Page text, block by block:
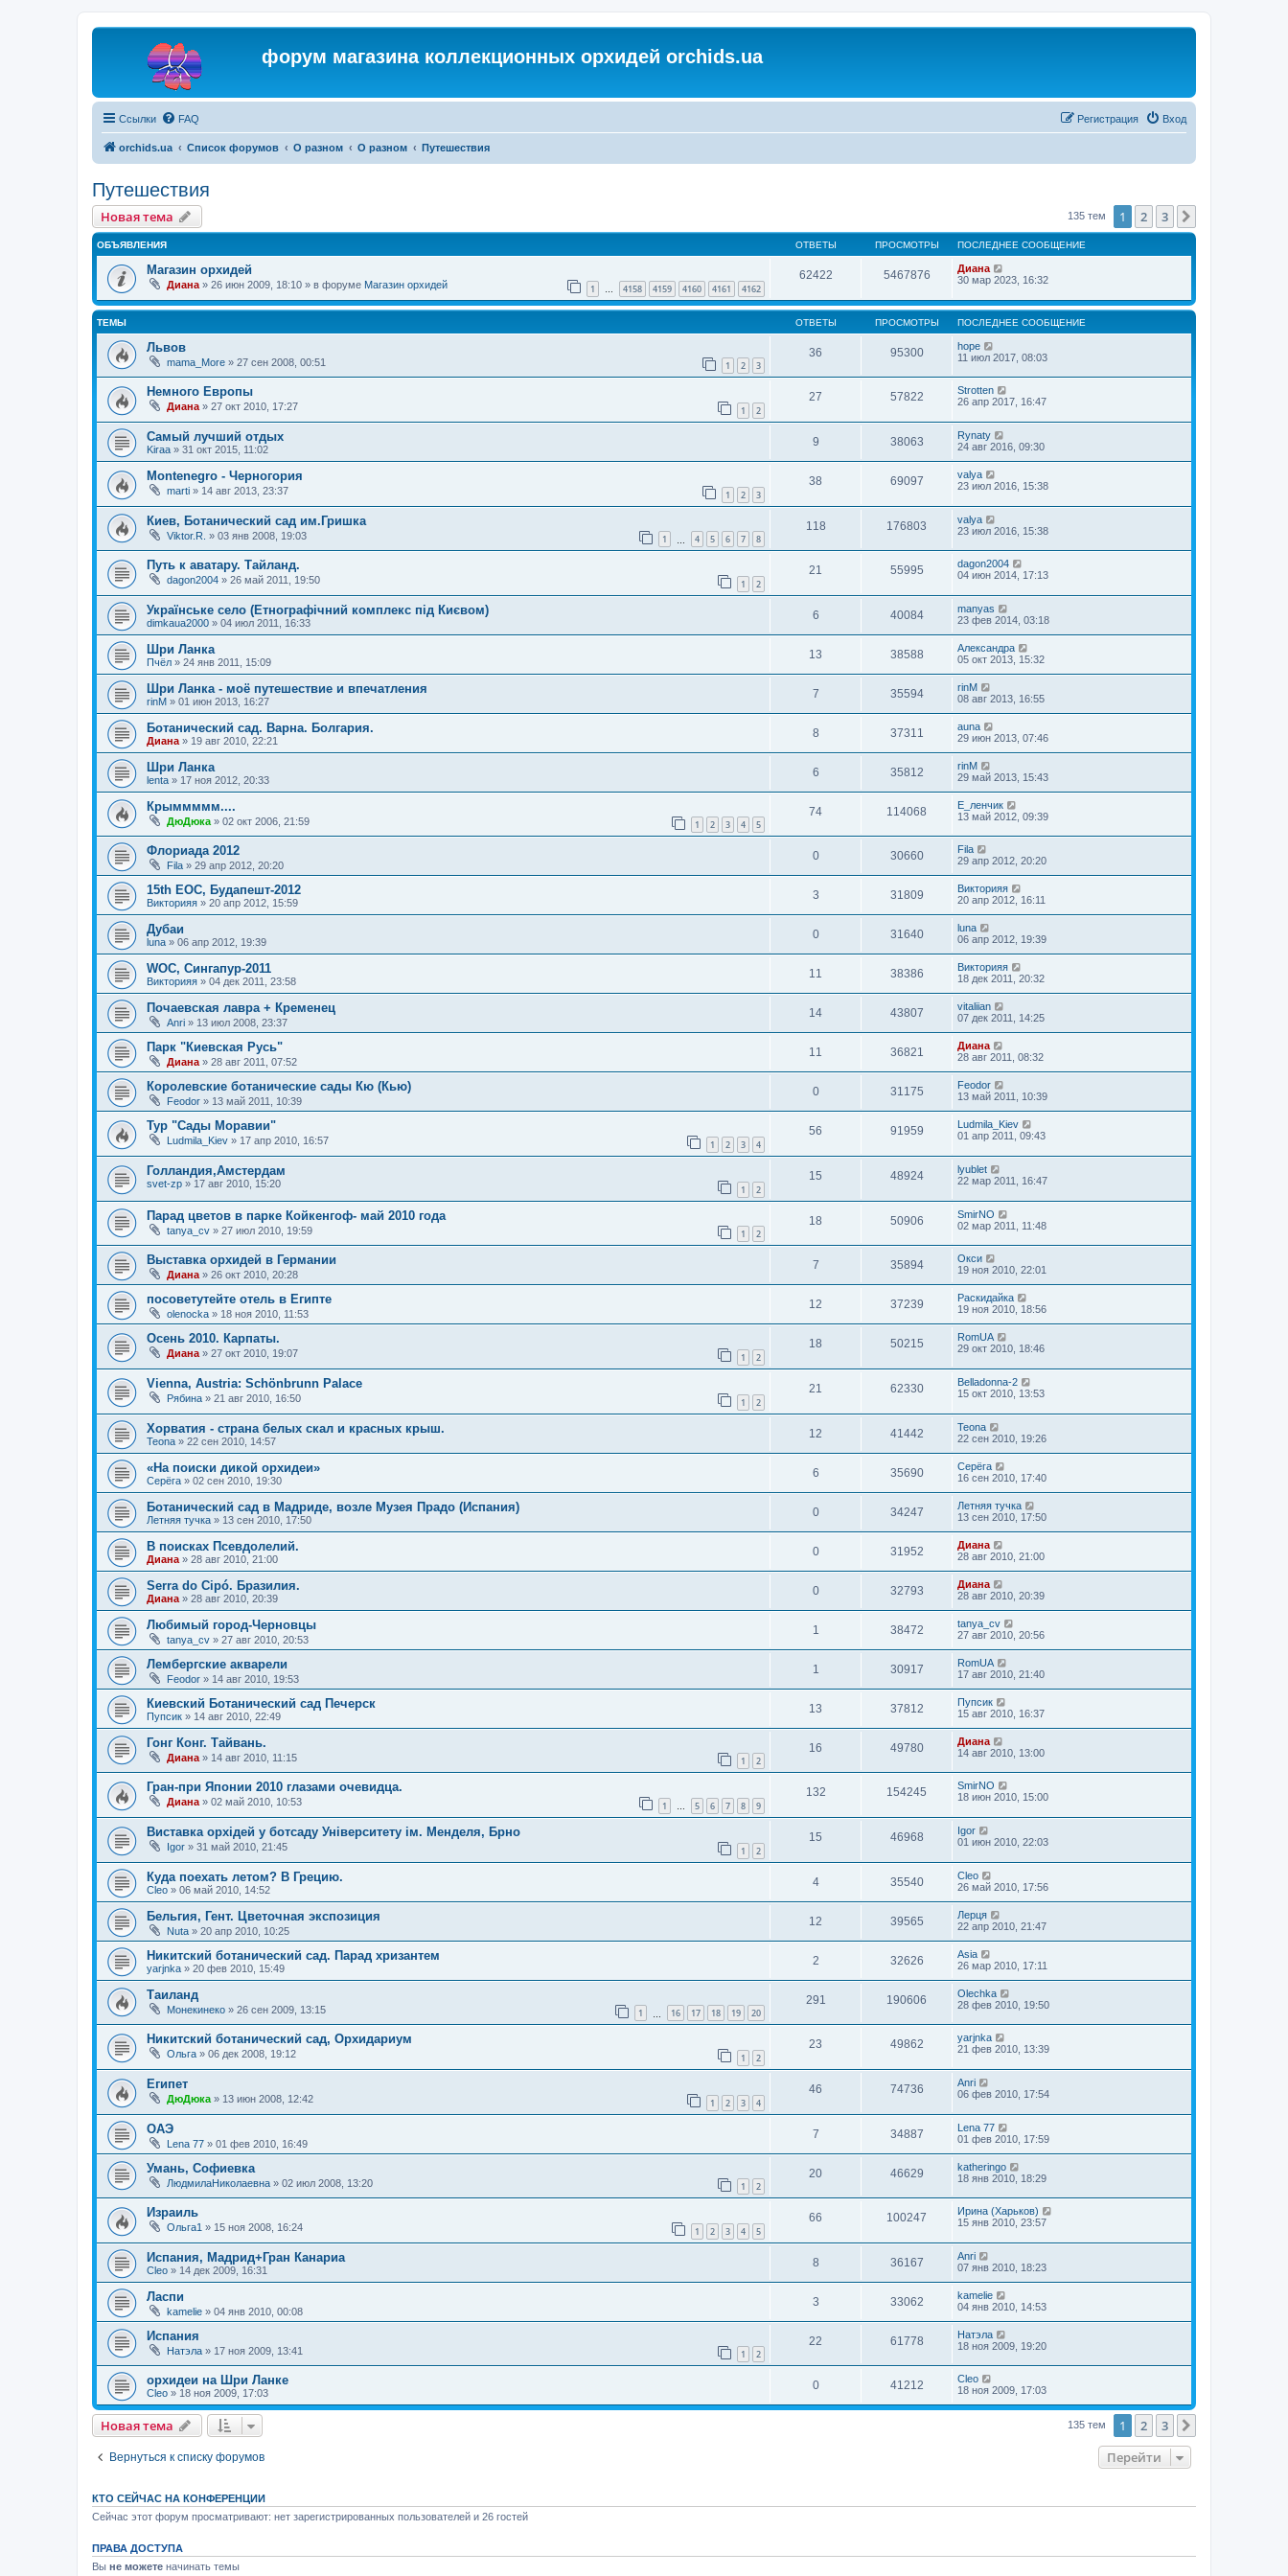
форум магазина коллекционных орхидей orchids.ua
Ссылки FAQ Вход
Регистрация
orchids.ua Список форумов О разном О разном Путешествия
Путешествия
Новая тема 135 тем 1 2 3
ОБЪЯВЛЕНИЯ ОТВЕТЫ ПРОСМОТРЫ ПОСЛЕДНЕЕ СООБЩЕНИЕ
Магазин орхидей
Диана » 26 июн 2009, 18:10 » в форуме Магазин орхидей 1 … 4158 4159 4160 4161 4162
62422 5467876
Диана
30 мар 2023, 16:32
ТЕМЫ ОТВЕТЫ ПРОСМОТРЫ ПОСЛЕДНЕЕ СООБЩЕНИЕ
Львов
mama_More » 27 сен 2008, 00:51 1 2 3
36 95300
hope
11 июл 2017, 08:03
Немного Европы
Диана » 27 окт 2010, 17:27 1 2
27 57822
Strotten
26 апр 2017, 16:47
Самый лучший отдых
Kiraa » 31 окт 2015, 11:02
9 38063
Rynaty
24 авг 2016, 09:30
Montenegro - Черногория
marti » 14 авг 2013, 23:37 1 2 3
38 69097
valya
23 июл 2016, 15:38
Киев, Ботанический сад им.Гришка
Viktor.R. » 03 янв 2008, 19:03 1 4 5 6 7 8
118 176803
valya
23 июл 2016, 15:38
Путь к аватару. Тайланд.
dagon2004 » 26 май 2011, 19:50 1 2
21 55995
dagon2004
04 июн 2014, 17:13
Українське село (Етнографічний комплекс під Києвом)
dimkaua2000 » 04 июл 2011, 16:33
6 40084
manyas
23 фев 2014, 03:18
Шри Ланка
Пчёл » 24 янв 2011, 15:09
13 38588
Александра
05 окт 2013, 15:32
Шри Ланка - моё путешествие и впечатления
rinM » 01 июн 2013, 16:27
7 35594
rinM
08 авг 2013, 16:55
Ботанический сад. Варна. Болгария.
Диана » 19 авг 2010, 22:21
8 37311
auna
29 июн 2013, 07:46
Шри Ланка
lenta » 17 ноя 2012, 20:33
6 35812
rinM
29 май 2013, 15:43
Крыммммм....
ДюДюка » 02 окт 2006, 21:59 1 2 3 4 5
74 114068
Е_ленчик
13 май 2012, 09:39
Флориада 2012
Fila » 29 апр 2012, 20:20
0 30660
Fila
29 апр 2012, 20:20
15th EOC, Будапешт-2012
Викторияя » 20 апр 2012, 15:59
3 31809
Викторияя
20 апр 2012, 16:11
Дубаи
luna » 06 апр 2012, 19:39
0 31640
luna
06 апр 2012, 19:39
WOC, Сингапур-2011
Викторияя » 04 дек 2011, 23:58
11 38386
Викторияя
18 дек 2011, 20:32
Почаевская лавра + Кременец
Anri » 13 июл 2008, 23:37
14 43807
vitaliian
07 дек 2011, 14:25
Парк "Киевская Русь"
Диана» 28 авг 2011, 07:52
11 36821
Диана
28 авг 2011, 08:32
Королевские ботанические сады Кю (Кью)
Feodor » 13 май 2011, 10:39
0 31175
Feodor
13 май 2011, 10:39
Тур "Сады Моравии"
Ludmila_Kiev » 17 апр 2010, 16:57 1 2 3 4
56 91959
Ludmila_Kiev
01 апр 2011, 09:43
Голландия,Амстердам
svet-zp » 17 авг 2010, 15:20 1 2
15 48924
lyublet
22 мар 2011, 16:47
Парад цветов в парке Койкенгоф- май 2010 года
tanya_cv » 27 июл 2010, 19:59 1 2
18 50906
SmirNO
02 мар 2011, 11:48
Выставка орхидей в Германии
Диана» 26 окт 2010, 20:28
7 35894
Окси
19 ноя 2010, 22:01
посоветутейте отель в Египте
olenocka » 18 ноя 2010, 11:53
12 37239
Раскидайка
19 ноя 2010, 18:56
Осень 2010. Карпаты.
Диана» 27 окт 2010, 19:07 1 2
18 50215
RomUA
29 окт 2010, 18:46
Vienna, Austria: Schönbrunn Palace
Рябина » 21 авг 2010, 16:50 1 2
21 62330
Belladonna-2
15 окт 2010, 13:53
Хорватия - страна белых скал и красных крыш.
Teona » 22 сен 2010, 14:57
12 41442
Teona
22 сен 2010, 19:26
«На поиски дикой орхидеи»
Серёга » 02 сен 2010, 19:30
6 35690
Серёга
16 сен 2010, 17:40
Ботанический сад в Мадриде, возле Музея Прадо (Испания)
Летняя тучка » 13 сен 2010, 17:50
0 34247
Летняя тучка
13 сен 2010, 17:50
В поисках Псевдолелий.
Диана » 28 авг 2010, 21:00
0 31952
Диана
28 авг 2010, 21:00
Serra do Cipó. Бразилия.
Диана » 28 авг 2010, 20:39
0 32793
Диана
28 авг 2010, 20:39
Любимый город-Черновцы
tanya_cv » 27 авг 2010, 20:53
1 38472
tanya_cv
27 авг 2010, 20:56
Лембергские акварели
Feodor » 14 авг 2010, 19:53
1 30917
RomUA
17 авг 2010, 21:40
Киевский Ботанический сад Печерск
Пупсик » 14 авг 2010, 22:49
13 37812
Пупсик
15 авг 2010, 16:37
Гонг Конг. Тайвань.
Диана » 14 авг 2010, 11:15 1 2
16 49780
Диана
14 авг 2010, 13:00
Гран-при Японии 2010 глазами очевидца.
Диана » 02 май 2010, 10:53 1 … 5 6 7 8 9
132 154245
SmirNO
18 июн 2010, 15:00
Виставка орхідей у ботсаду Університету ім. Менделя, Брно
Igor » 31 май 2010, 21:45 1 2
15 46968
Igor
01 июн 2010, 22:03
Куда поехать летом? В Грецию.
Cleo » 06 май 2010, 14:52
4 35540
Cleo
26 май 2010, 17:56
Бельгия, Гент. Цветочная экспозиция
Nuta » 20 апр 2010, 10:25
12 39565
Лерця
22 апр 2010, 21:47
Никитский ботанический сад. Парад хризантем
yarjnka » 20 фев 2010, 15:49
2 32626
Asia
26 мар 2010, 17:11
Таиланд
Монекинеко » 26 сен 2009, 13:15 1 16 17 18 19 20
291 190606
Olechka
28 фев 2010, 19:50
Никитский ботанический сад, Орхидариум
Ольга » 06 дек 2008, 19:12 1 2
23 49862
yarjnka
21 фев 2010, 13:39
Египет
ДюДюка » 13 июн 2008, 12:42 1 2 3 4
46 74736
Anri
06 фев 2010, 17:54
ОАЭ
Lena 77 » 01 фев 2010, 16:49
7 34887
Lena 77
01 фев 2010, 17:59
Умань, Софиевка
ЛюдмилаНиколаевна » 02 июл 2008, 13:20 1 2
20 46629
katheringo
18 янв 2010, 18:29
Израиль
Ольга1 » 15 ноя 2008, 16:24 1 2 3 4 5
66 100247
Ирина (Харьков)
15 янв 2010, 23:57
Испания, Мадрид+Гран Канариа
Cleo » 14 дек 2009, 16:31
8 36167
Anri
07 янв 2010, 18:23
Ласпи
kamelie » 04 янв 2010, 00:08
3 33062
kamelie
04 янв 2010, 14:53
Испания
Натэла » 17 ноя 2009, 13:41 1 2
22 61778
Натэла
18 ноя 2009, 19:20
орхидеи на Шри Ланке
Cleo » 18 ноя 2009, 17:03
0 41212
Cleo
18 ноя 2009, 17:03
Новая тема 135 тем 1 2 3
Вернуться к списку форумов Перейти
КТО СЕЙЧАС НА КОНФЕРЕНЦИИ
Сейчас этот форум просматривают: нет зарегистрированных пользователей и 26 гостей
ПРАВА ДОСТУПА
Вы не можете начинать темы